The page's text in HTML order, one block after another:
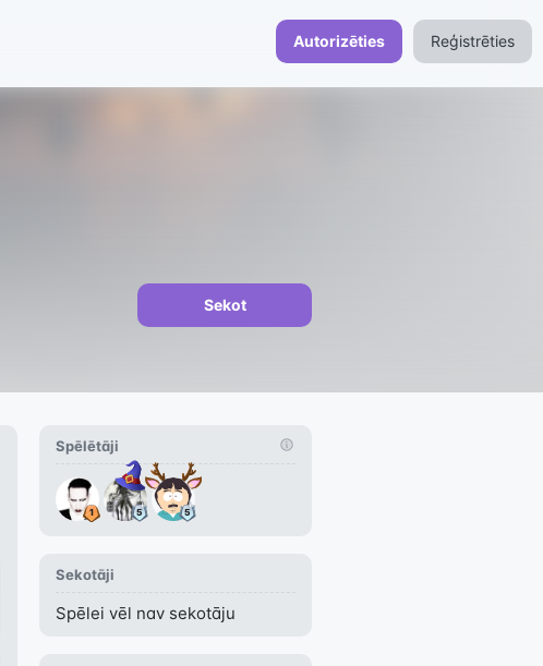
Autorizēties Reģistrēties
Sekot
Spēlētāji
Sekotāji
Spēlei vēl nav sekotāju